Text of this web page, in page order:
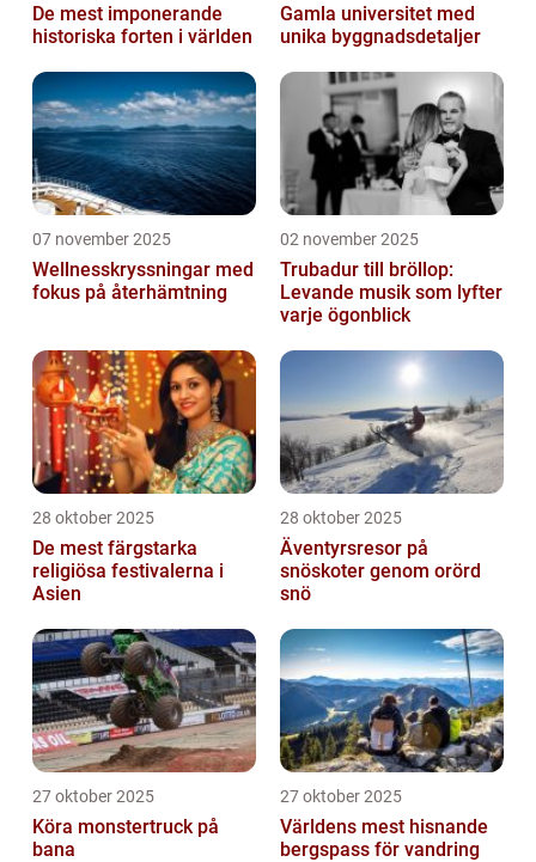
De mest imponerande
historiska forten i världen
Gamla universitet med
unika byggnadsdetaljer
07 november 2025
Wellnesskryssningar med
fokus på återhämtning
02 november 2025
Trubadur till bröllop:
Levande musik som lyfter
varje ögonblick
28 oktober 2025
De mest färgstarka
religiösa festivalerna i
Asien
28 oktober 2025
Äventyrsresor på
snöskoter genom orörd
snö
27 oktober 2025
Köra monstertruck på
bana
27 oktober 2025
Världens mest hisnande
bergspass för vandring